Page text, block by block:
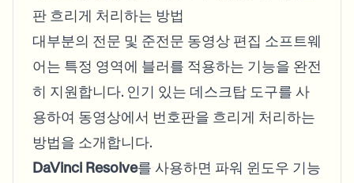
판 흐리게 처리하는 방법
대부분의 전문 및 준전문 동영상 편집 소프트웨
어는 특정 영역에 블러를 적용하는 기능을 완전
히 지원합니다. 인기 있는 데스크탑 도구를 사
용하여 동영상에서 번호판을 흐리게 처리하는
방법을 소개합니다.
DaVinci Resolve를 사용하면 파워 윈도우 기능